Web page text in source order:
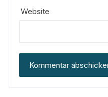
Website